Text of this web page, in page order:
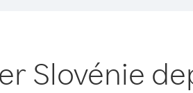
Slovénie